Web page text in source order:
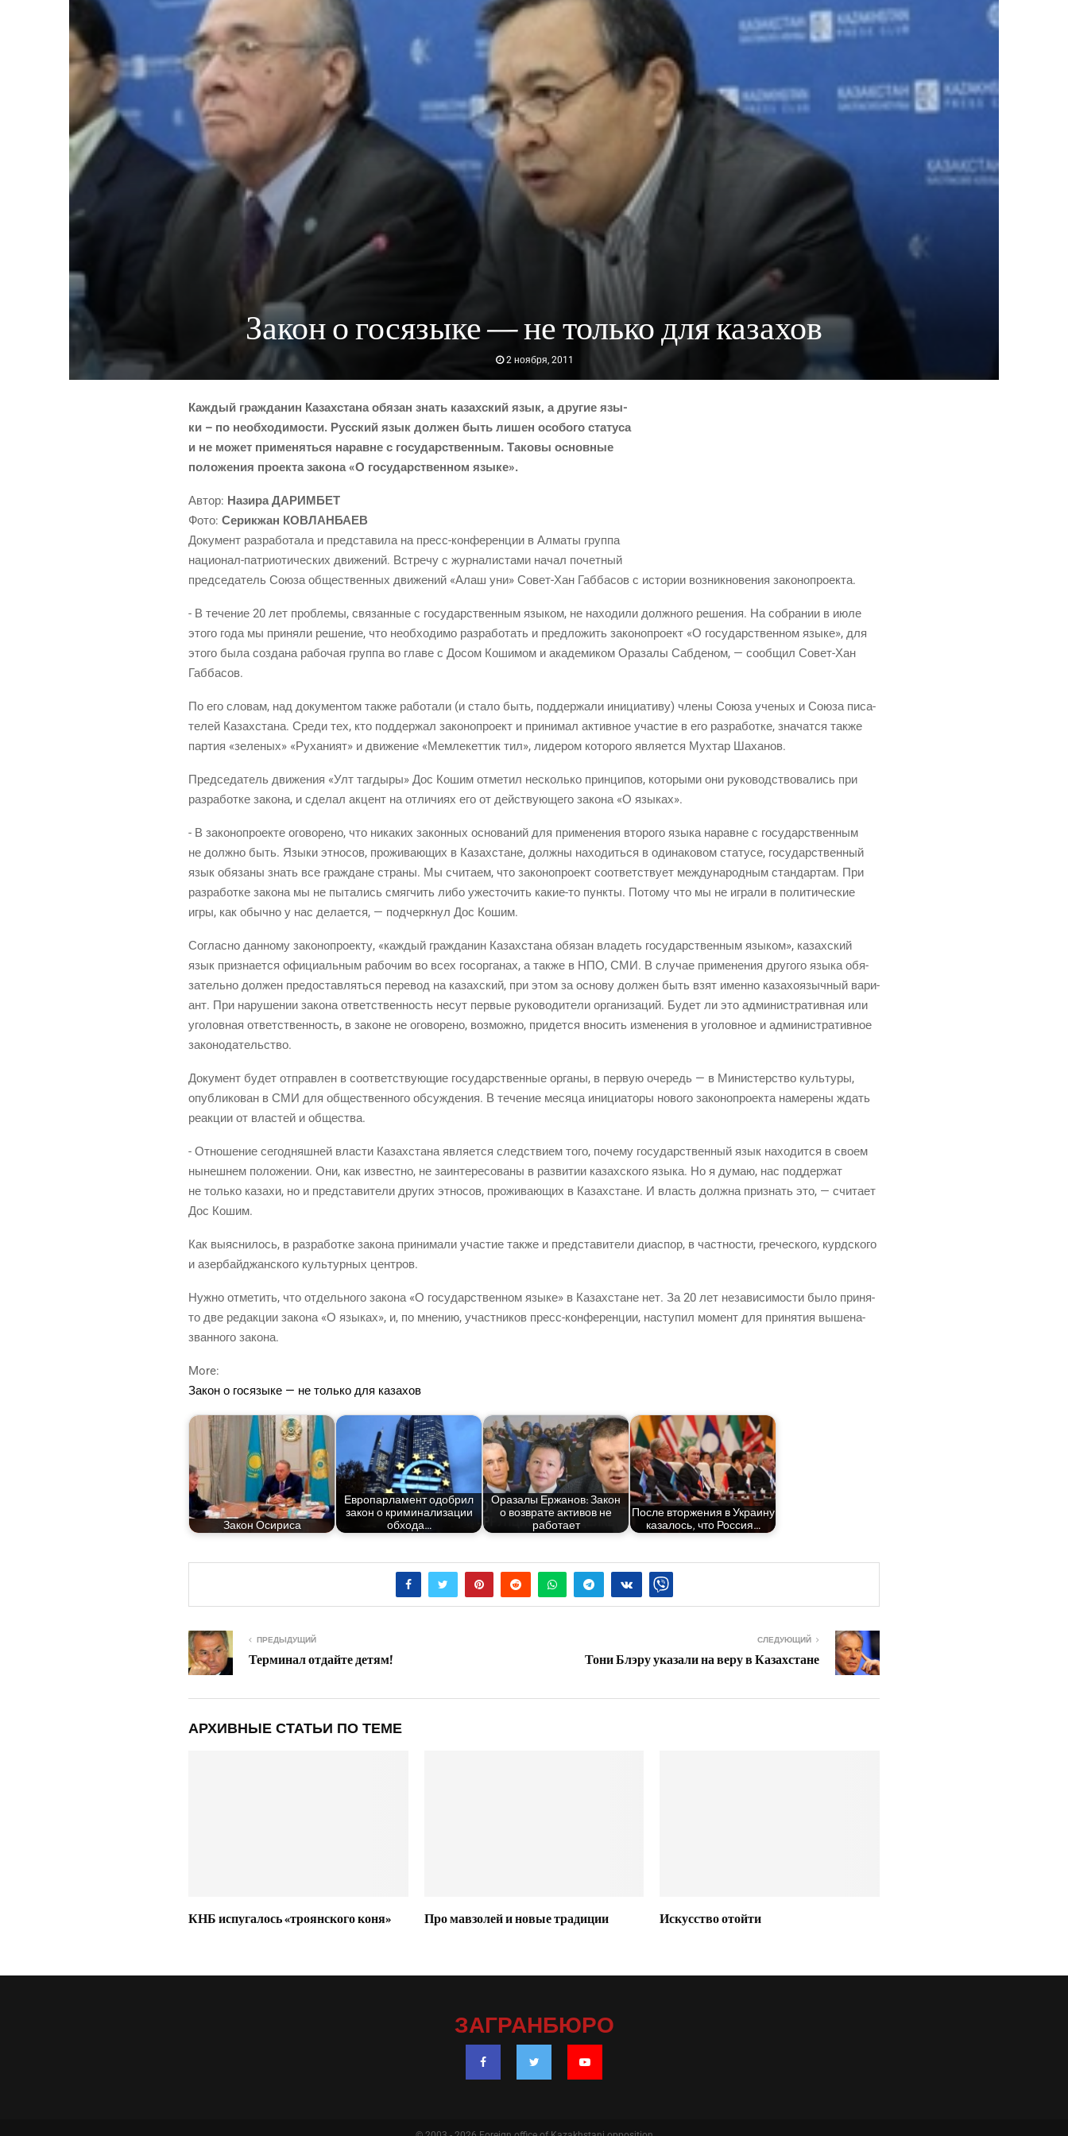
Закон о госязыке — не только для казахов
2 ноября, 2011
Каж­дый граж­да­нин Казах­ста­на обя­зан знать казах­ский язык, а дру­гие язы­
ки – по необ­хо­ди­мо­сти. Рус­ский язык дол­жен быть лишен осо­бо­го ста­ту­са
и не может при­ме­нять­ся наравне с госу­дар­ствен­ным. Тако­вы основ­ные
поло­же­ния про­ек­та зако­на «О госу­дар­ствен­ном языке».
Автор: Нази­ра ДАРИМБЕТ
Фото: Сери­к­жан КОВЛАНБАЕВ
Доку­мент раз­ра­бо­та­ла и пред­ста­ви­ла на пресс-кон­фе­рен­ции в Алма­ты груп­па
наци­о­нал-пат­ри­о­ти­че­ских дви­же­ний. Встре­чу с жур­на­ли­ста­ми начал почет­ный
пред­се­да­тель Сою­за обще­ствен­ных дви­же­ний «Алаш уни» Совет-Хан Габ­ба­сов с исто­рии воз­ник­но­ве­ния законопроекта.
- В тече­ние 20 лет про­бле­мы, свя­зан­ные с госу­дар­ствен­ным язы­ком, не нахо­ди­ли долж­но­го реше­ния. На собра­нии в июле
это­го года мы при­ня­ли реше­ние, что необ­хо­ди­мо раз­ра­бо­тать и пред­ло­жить зако­но­про­ект «О госу­дар­ствен­ном язы­ке», для
это­го была созда­на рабо­чая груп­па во гла­ве с Досом Коши­мом и ака­де­ми­ком Ора­за­лы Саб­де­ном, — сооб­щил Совет-Хан
Габбасов.
По его сло­вам, над доку­мен­том так­же рабо­та­ли (и ста­ло быть, под­дер­жа­ли ини­ци­а­ти­ву) чле­ны Сою­за уче­ных и Сою­за писа­
те­лей Казах­ста­на. Сре­ди тех, кто под­дер­жал зако­но­про­ект и при­ни­мал актив­ное уча­стие в его раз­ра­бот­ке, зна­чат­ся так­же
пар­тия «зеле­ных» «Руха­ни­ят» и дви­же­ние «Мем­ле­кет­тик тил», лиде­ром кото­ро­го явля­ет­ся Мух­тар Шаханов.
Пред­се­да­тель дви­же­ния «Улт таг­ды­ры» Дос Кошим отме­тил несколь­ко прин­ци­пов, кото­ры­ми они руко­вод­ство­ва­лись при
раз­ра­бот­ке зако­на, и сде­лал акцент на отли­чи­ях его от дей­ству­ю­ще­го зако­на «О языках».
- В зако­но­про­ек­те ого­во­ре­но, что ника­ких закон­ных осно­ва­ний для при­ме­не­ния вто­ро­го язы­ка наравне с госу­дар­ствен­ным
не долж­но быть. Язы­ки этно­сов, про­жи­ва­ю­щих в Казах­стане, долж­ны нахо­дить­ся в оди­на­ко­вом ста­ту­се, госу­дар­ствен­ный
язык обя­за­ны знать все граж­дане стра­ны. Мы счи­та­ем, что зако­но­про­ект соот­вет­ству­ет меж­ду­на­род­ным стан­дар­там. При
раз­ра­бот­ке зако­на мы не пыта­лись смяг­чить либо уже­сто­чить какие-то пунк­ты. Пото­му что мы не игра­ли в поли­ти­че­ские
игры, как обыч­но у нас дела­ет­ся, — под­черк­нул Дос Кошим.
Соглас­но дан­но­му зако­но­про­ек­ту, «каж­дый граж­да­нин Казах­ста­на обя­зан вла­деть госу­дар­ствен­ным язы­ком», казах­ский
язык при­зна­ет­ся офи­ци­аль­ным рабо­чим во всех госор­га­нах, а так­же в НПО, СМИ. В слу­чае при­ме­не­ния дру­го­го язы­ка обя­
за­тель­но дол­жен предо­став­лять­ся пере­вод на казах­ский, при этом за осно­ву дол­жен быть взят имен­но каза­хо­языч­ный вари­
ант. При нару­ше­нии зако­на ответ­ствен­ность несут пер­вые руко­во­ди­те­ли орга­ни­за­ций. Будет ли это адми­ни­стра­тив­ная или
уго­лов­ная ответ­ствен­ность, в законе не ого­во­ре­но, воз­мож­но, при­дет­ся вно­сить изме­не­ния в уго­лов­ное и адми­ни­стра­тив­ное
законодательство.
Доку­мент будет отправ­лен в соот­вет­ству­ю­щие госу­дар­ствен­ные орга­ны, в первую оче­редь — в Мини­стер­ство куль­ту­ры,
опуб­ли­ко­ван в СМИ для обще­ствен­но­го обсуж­де­ния. В тече­ние меся­ца ини­ци­а­то­ры ново­го зако­но­про­ек­та наме­ре­ны ждать
реак­ции от вла­стей и общества.
- Отно­ше­ние сего­дняш­ней вла­сти Казах­ста­на явля­ет­ся след­стви­ем того, поче­му госу­дар­ствен­ный язык нахо­дит­ся в сво­ем
нынеш­нем поло­же­нии. Они, как извест­но, не заин­те­ре­со­ва­ны в раз­ви­тии казах­ско­го язы­ка. Но я думаю, нас под­дер­жат
не толь­ко каза­хи, но и пред­ста­ви­те­ли дру­гих этно­сов, про­жи­ва­ю­щих в Казах­стане. И власть долж­на при­знать это, — счи­та­ет
Дос Кошим.
Как выяс­ни­лось, в раз­ра­бот­ке зако­на при­ни­ма­ли уча­стие так­же и пред­ста­ви­те­ли диас­пор, в част­но­сти, гре­че­ско­го, курд­ско­го
и азер­бай­джан­ско­го куль­тур­ных центров.
Нуж­но отме­тить, что отдель­но­го зако­на «О госу­дар­ствен­ном язы­ке» в Казах­стане нет. За 20 лет неза­ви­си­мо­сти было при­ня­
то две редак­ции зако­на «О язы­ках», и, по мне­нию, участ­ни­ков пресс-кон­фе­рен­ции, насту­пил момент для при­ня­тия выше­на­
зван­но­го закона.
More:
Закон о гося­зы­ке — не толь­ко для казахов
Закон Оси­ри­са
Евро­пар­ла­мент одоб­рил
закон о кри­ми­на­ли­за­ции
обхода…
Ора­за­лы Ержа­нов: Закон
о воз­вра­те акти­вов не
работает
После втор­же­ния в Укра­и­ну
каза­лось, что Россия…
ПРЕДЫДУЩИЙ
Терминал отдайте детям!
СЛЕДУЮЩИЙ
Тони Блэру указали на веру в Казахстане
АРХИВНЫЕ СТАТЬИ ПО ТЕМЕ
КНБ испугалось «троянского коня» Про мавзолей и новые традиции Искусство отойти
ЗАГРАНБЮРО